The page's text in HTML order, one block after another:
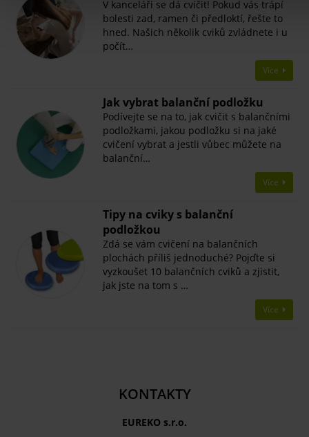
V kanceláři se dá cvičit! Pokud vás trápí
bolesti zad, ramen či předloktí, řešte to
hned. Našich několik cviků zvládnete i u
počít…
Více
Jak vybrat balanční podložku
Podívejte se na to, jak cvičit s balančními
podložkami, jakou podložku si na jaké
cvičení vybrat a jestli vůbec můžete na
balanční…
Více
Tipy na cviky s balanční
podložkou
Zdá se vám cvičení na balančních
plochách příliš jednoduché? Pojďte si
vyzkoušet 10 balančních cviků a zjistit,
jak jste na tom s …
Více
KONTAKTY
EUREKO s.r.o.